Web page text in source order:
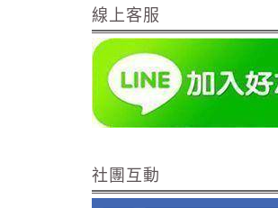
線上客服
社團互動